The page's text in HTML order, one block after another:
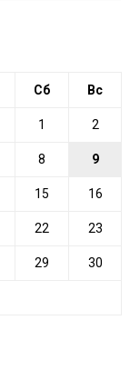
Сб Вс
1 2
8 9
15 16
22 23
29 30